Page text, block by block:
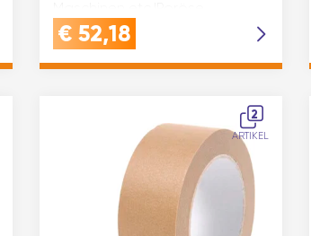
Untergründe wie rohes Holz,
Beton (roh, vers…
€ 52,18
2
ARTIKEL